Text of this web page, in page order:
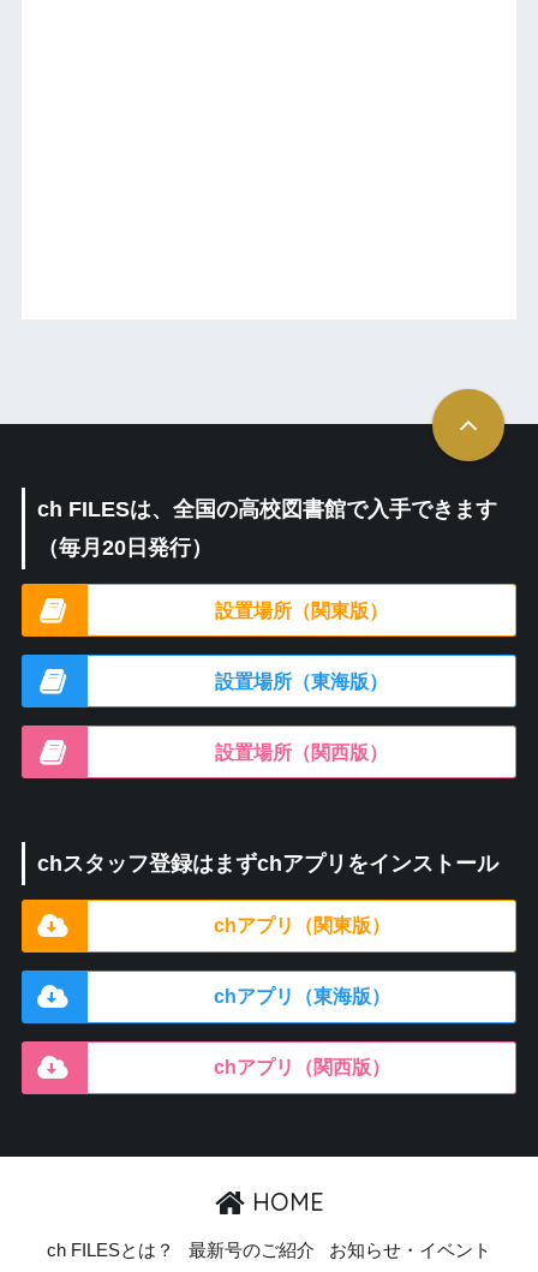
ch FILESは、全国の高校図書館で入手できます
（毎月20日発行）
設置場所（関東版）
設置場所（東海版）
設置場所（関西版）
chスタッフ登録はまずchアプリをインストール
chアプリ（関東版）
chアプリ（東海版）
chアプリ（関西版）
HOME
ch FILESとは？ 最新号のご紹介 お知らせ・イベント